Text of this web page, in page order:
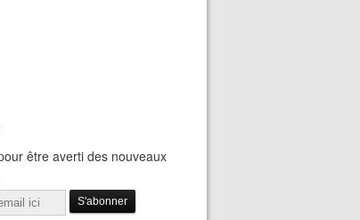
être averti des nouveaux